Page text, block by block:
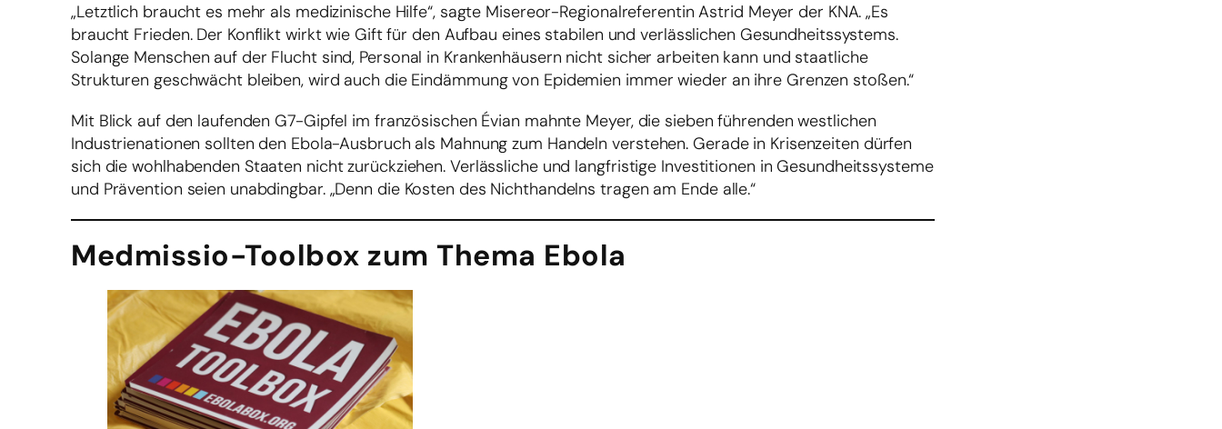
„Letztlich braucht es mehr als medizinische Hilfe“, sagte Misereor-Regionalreferentin Astrid Meyer der KNA. „Es
braucht Frieden. Der Konflikt wirkt wie Gift für den Aufbau eines stabilen und verlässlichen Gesundheitssystems.
Solange Menschen auf der Flucht sind, Personal in Krankenhäusern nicht sicher arbeiten kann und staatliche
Strukturen geschwächt bleiben, wird auch die Eindämmung von Epidemien immer wieder an ihre Grenzen stoßen.“
Mit Blick auf den laufenden G7-Gipfel im französischen Évian mahnte Meyer, die sieben führenden westlichen
Industrienationen sollten den Ebola-Ausbruch als Mahnung zum Handeln verstehen. Gerade in Krisenzeiten dürfen
sich die wohlhabenden Staaten nicht zurückziehen. Verlässliche und langfristige Investitionen in Gesundheitssysteme
und Prävention seien unabdingbar. „Denn die Kosten des Nichthandelns tragen am Ende alle.“
Medmissio-Toolbox zum Thema Ebola